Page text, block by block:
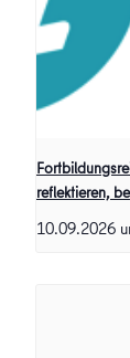
reflektieren,
10.09.2026